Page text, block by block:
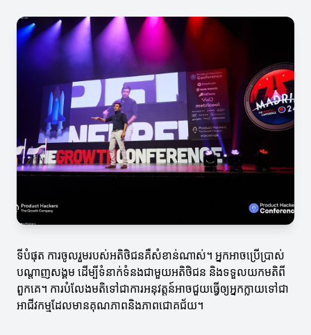
ទីបំផុត ការចូលរួមរបស់អតិថិជនគឺសំខាន់ណាស់។ អ្នកអាចប្រើប្រាស់
បណ្តាញសង្គម ដើម្បីទំនាក់ទំនងជាមួយអតិថិជន និងទទួលយកមតិពី
ពួកគេ។ ការបំលែងមតិទៅជាការអនុវត្តន៍អាចជួយធ្វើឲ្យអ្នកក្លាយទៅជា
អាជីវកម្មដែលមានគុណភាពនិងភាពជោគជ័យ។